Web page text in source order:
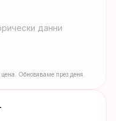
данни
Обновяваме през деня.